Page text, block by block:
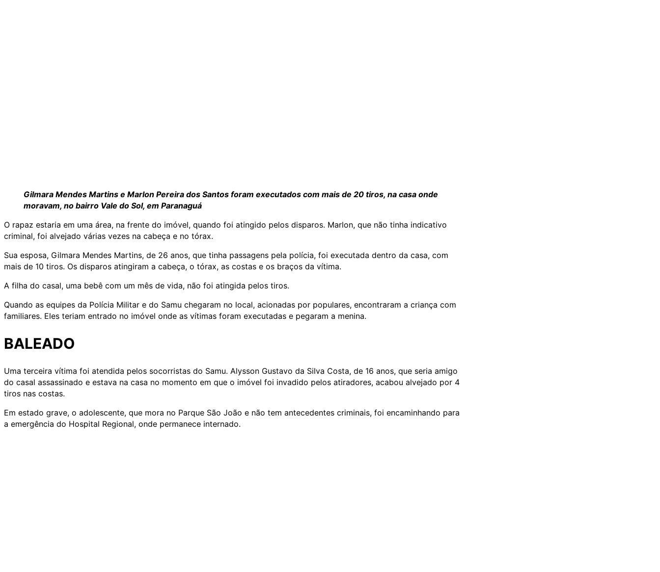
Gilmara Mendes Martins e Marlon Pereira dos Santos foram executados com mais de 20 tiros, na casa onde
moravam, no bairro Vale do Sol, em Paranaguá
O rapaz estaria em uma área, na frente do imóvel, quando foi atingido pelos disparos. Marlon, que não tinha indicativo
criminal, foi alvejado várias vezes na cabeça e no tórax.
Sua esposa, Gilmara Mendes Martins, de 26 anos, que tinha passagens pela polícia, foi executada dentro da casa, com
mais de 10 tiros. Os disparos atingiram a cabeça, o tórax, as costas e os braços da vítima.
A filha do casal, uma bebê com um mês de vida, não foi atingida pelos tiros.
Quando as equipes da Polícia Militar e do Samu chegaram no local, acionadas por populares, encontraram a criança com
familiares. Eles teriam entrado no imóvel onde as vítimas foram executadas e pegaram a menina.
BALEADO
Uma terceira vítima foi atendida pelos socorristas do Samu. Alysson Gustavo da Silva Costa, de 16 anos, que seria amigo
do casal assassinado e estava na casa no momento em que o imóvel foi invadido pelos atiradores, acabou alvejado por 4
tiros nas costas.
Em estado grave, o adolescente, que mora no Parque São João e não tem antecedentes criminais, foi encaminhando para
a emergência do Hospital Regional, onde permanece internado.